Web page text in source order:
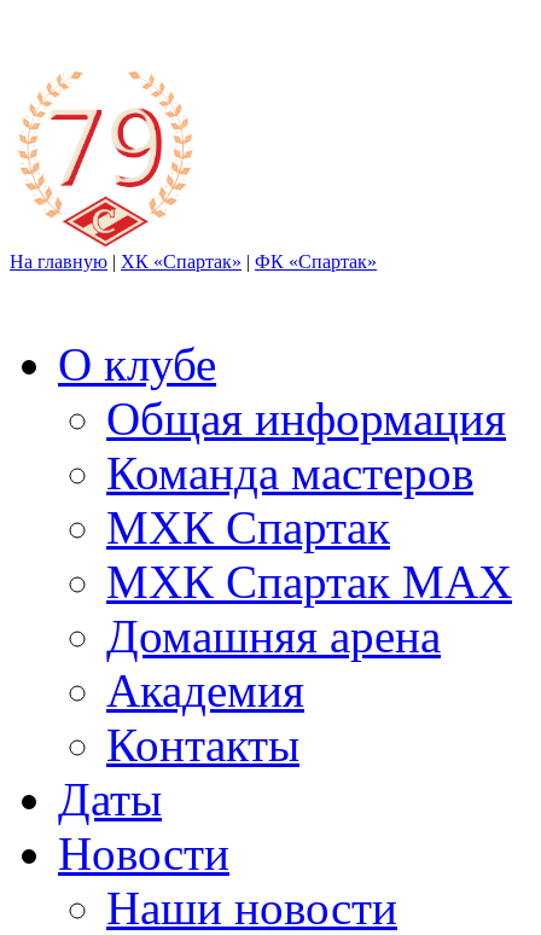
На главную | ХК «Спартак» | ФК «Спартак»
О клубе
Общая информация
Команда мастеров
МХК Спартак
МХК Спартак МАХ
Домашняя арена
Академия
Контакты
Даты
Новости
Наши новости